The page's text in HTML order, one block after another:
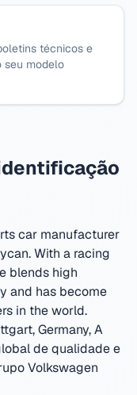
técnicos e
seu modelo
car manufacturer
With a racing
blends high
and has become
in the world.
Germany,A
de qualidade e
Volkswagen